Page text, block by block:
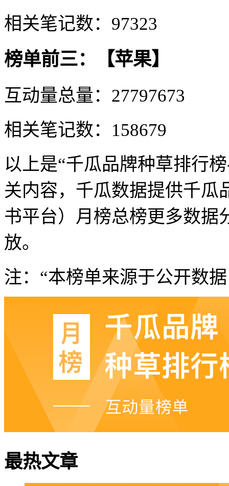
相关笔记数：97323
榜单前三：【苹果】
互动量总量：27797673
相关笔记数：158679
以上是“千瓜品牌种草排行
关内容，千瓜数据提供千瓜
书平台）月榜总榜更多数据
放。
注：“本榜单来源于公开数
最热文章